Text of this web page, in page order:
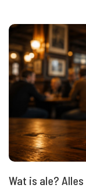
Wat is ale?